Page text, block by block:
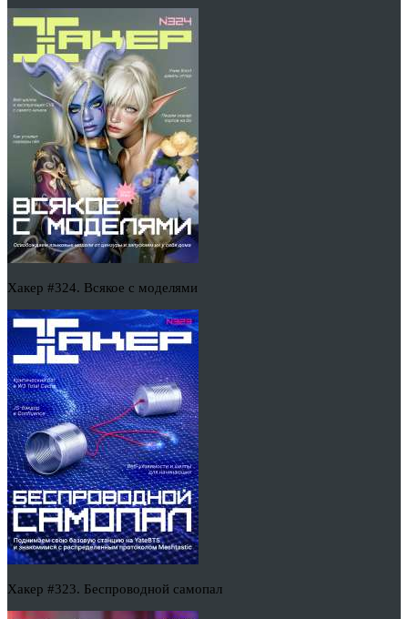
Хакер #324. Всякое с моделями
Хакер #323. Беспроводной самопал